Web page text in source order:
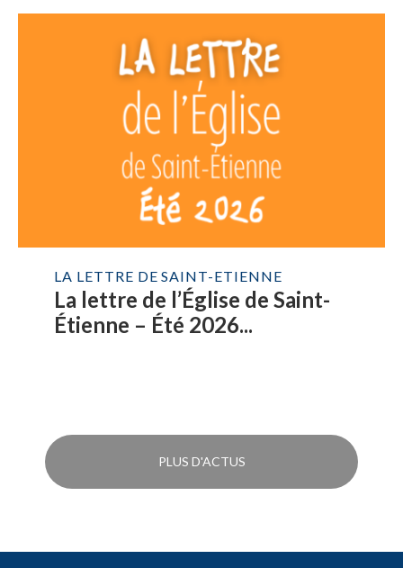
LA LETTRE DE SAINT-ETIENNE
La lettre de l’Église de Saint-
Étienne – Été 2026...
PLUS D'ACTUS